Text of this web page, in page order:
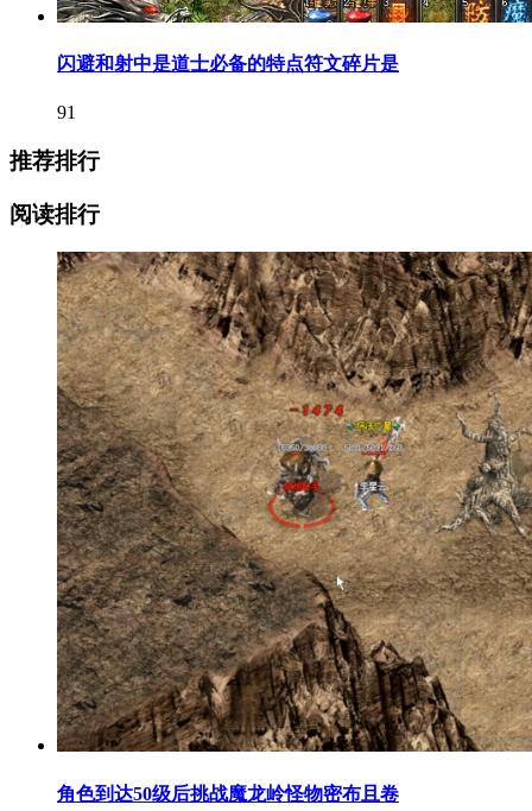
闪避和射中是道士必备的特点符文碎片是
91
推荐排行
阅读排行
角色到达50级后挑战魔龙岭怪物密布且卷